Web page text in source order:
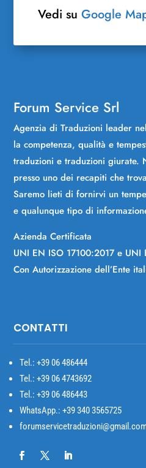
Vedi suGoogle
Forum Service Srl
Agenzia di Traduzioni leader
la competenza, qualità e
traduzioni e traduzioni giurate.
presso uno dei recapiti che
Saremo lieti di fornirvi un
e qualunque tipo di
Azienda Certificata
UNI EN ISO 17100:2017 e
Con Autorizzazione dell’Ente
CONTATTI
Tel.: +3906 486444
Tel.: +39 06 4743692
Tel.: +39 06 486443
WhatsApp.: +39 340 3565725